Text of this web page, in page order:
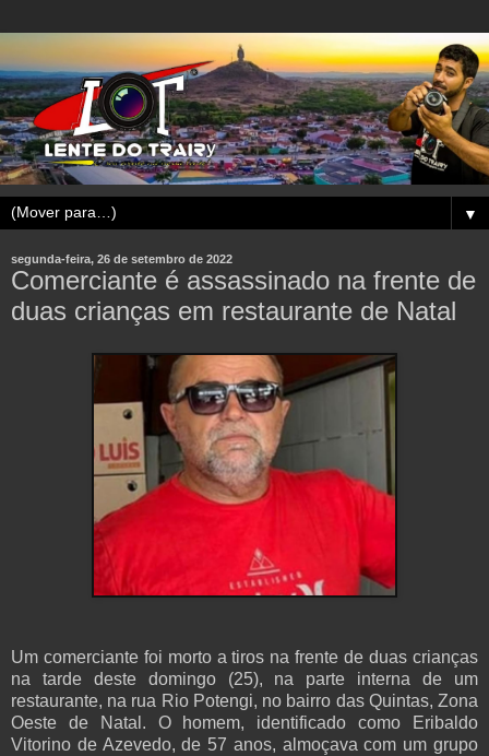
▼
segunda-feira, 26 de setembro de 2022
Comerciante é assassinado na frente de
duas crianças em restaurante de Natal
Um comerciante foi morto a tiros na frente de duas crianças
na tarde deste domingo (25), na parte interna de um
restaurante, na rua Rio Potengi, no bairro das Quintas, Zona
Oeste de Natal. O homem, identificado como Eribaldo
Vitorino de Azevedo, de 57 anos, almoçava com um grupo